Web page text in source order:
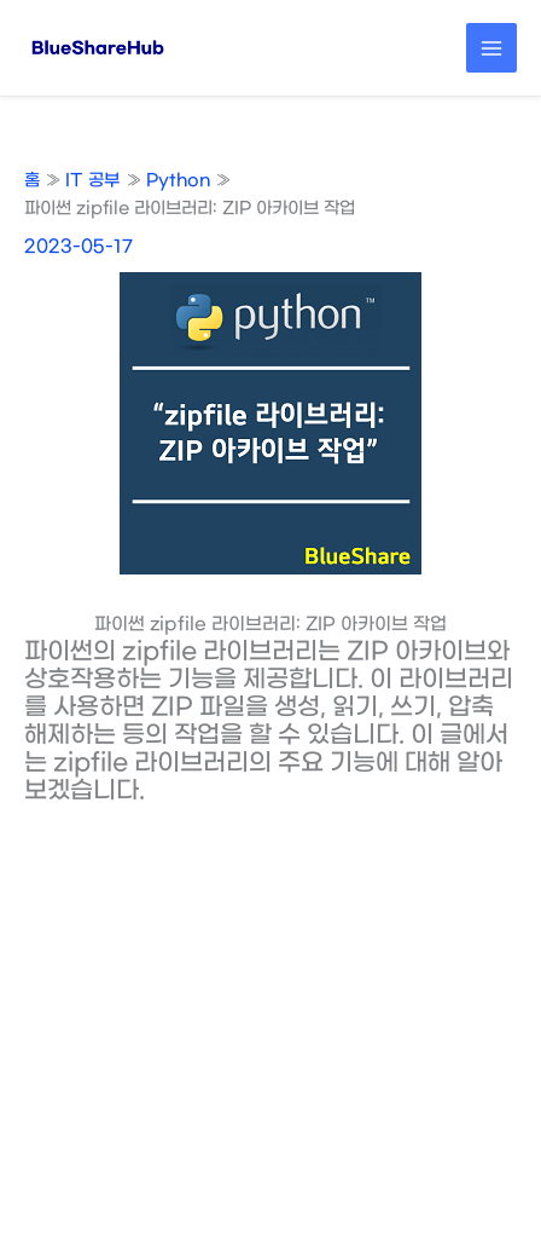
홈 IT 공부
Python
파이썬 zipfile 라이브러리: ZIP 아카이브 작업
2023-05-17
파이썬 zipfile 라이브러리: ZIP 아카이브 작업
파이썬의 zipfile 라이브러리는 ZIP 아카이브와
상호작용하는 기능을 제공합니다. 이 라이브러리
를 사용하면 ZIP 파일을 생성, 읽기, 쓰기, 압축
해제하는 등의 작업을 할 수 있습니다. 이 글에서
는 zipfile 라이브러리의 주요 기능에 대해 알아
보겠습니다.